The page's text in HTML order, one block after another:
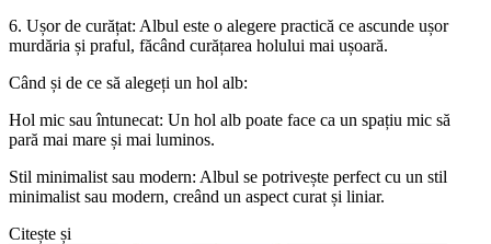
6. Ușor de curățat: Albul este o alegere practică ce ascunde ușor
murdăria și praful, făcând curățarea holului mai ușoară.
Când și de ce să alegeți un hol alb:
Hol mic sau întunecat: Un hol alb poate face ca un spațiu mic să
pară mai mare și mai luminos.
Stil minimalist sau modern: Albul se potrivește perfect cu un stil
minimalist sau modern, creând un aspect curat și liniar.
Citește și